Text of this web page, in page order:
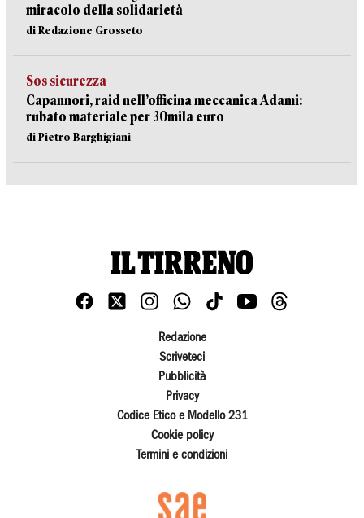
miracolo della solidarietà
di Redazione Grosseto
Sos sicurezza
Capannori, raid nell’officina meccanica Adami:
rubato materiale per 30mila euro
di Pietro Barghigiani
Redazione
Scriveteci
Pubblicità
Privacy
Codice Etico e Modello 231
Cookie policy
Termini e condizioni